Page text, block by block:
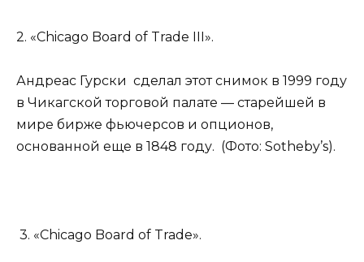
2. «Chicago Board of Trade III».
Андреас Гурски сделал этот снимок в 1999 году
в Чикагской торговой палате — старейшей в
мире бирже фьючерсов и опционов,
основанной еще в 1848 году. (Фото: Sotheby’s).
3. «Chicago Board of Trade».